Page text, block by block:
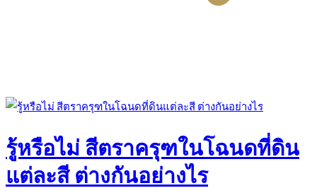
รู้หรือไม่ สีตราครุฑในโฉนดที่ดิน
แต่ละสี ต่างกันอย่างไร